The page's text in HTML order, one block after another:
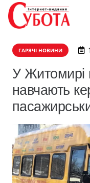
ГАРЯЧІ НОВИНИ
У Житомирі
навчають